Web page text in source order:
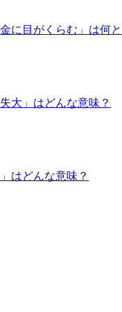
に目がくらむ」は何
大」はどんな意味？
はどんな意味？